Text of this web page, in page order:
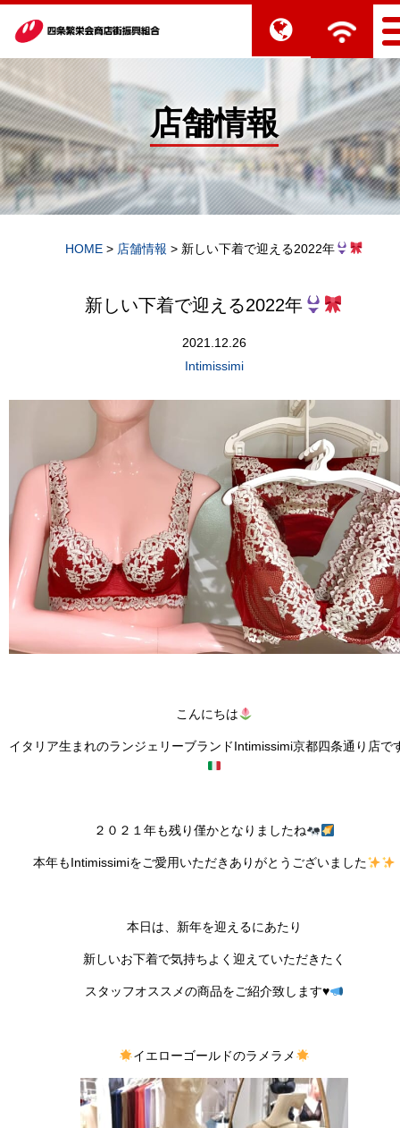
店舗情報
HOME > 店舗情報 > 新しい下着で迎える2022年
新しい下着で迎える2022年
2021.12.26
Intimissimi
こんにちは
イタリア生まれのランジェリーブランドIntimissimi京都四条通り店で
２０２１年も残り僅かとなりましたね
本年もIntimissimiをご愛用いただきありがとうございました
本日は、新年を迎えるにあたり
新しいお下着で気持ちよく迎えていただきたく
スタッフオススメの商品をご紹介致します♥️
イエローゴールドのラメラメ